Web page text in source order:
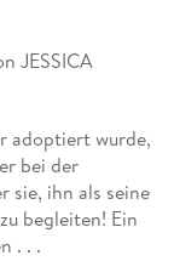
JESSICA
adoptiert wurde,
bei der
sie, ihn als seine
begleiten! Ein
. . .